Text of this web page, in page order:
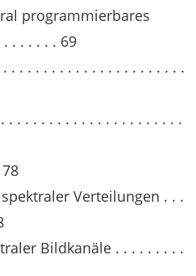
programmierbares
. . . . . . 69
. . . . . . . . . . . . . . . . . . . . . .
. . . . . . . . . . . . . . . . . . . . .
Verteilungen . . .
Bildkanäle . . . . . . . . .